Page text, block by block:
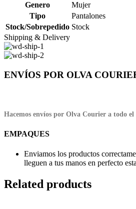
Genero
Mujer
Tipo
Pantalones
Stock/Sobrepedido Stock
Shipping & Delivery
ENVÍOS POR OLVA
Hacemos envíos por Olva Courier a todo el
EMPAQUES
Enviamos los productos
lleguen a tus manos en perfecto
Related products